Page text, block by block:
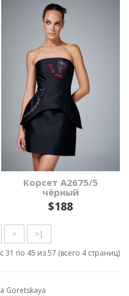
Корсет А2675/5
чёрный
$188
>
>|
31 по 45 из 57 (всего 4 страниц)
Goretskaya